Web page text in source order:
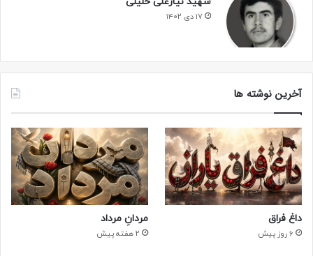
۱۷ دی ۱۴۰۲
آخرین نوشته ها
داغ فراق
6 روز پیش
مردانِ مرداد
2 هفته پیش